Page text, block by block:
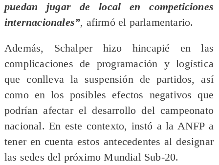
puedan jugar de local en competiciones
internacionales”, afirmó el parlamentario.
Además, Schalper hizo hincapié en las
complicaciones de programación y logística
que conlleva la suspensión de partidos, así
como en los posibles efectos negativos que
podrían afectar el desarrollo del campeonato
nacional. En este contexto, instó a la ANFP a
tener en cuenta estos antecedentes al designar
las sedes del próximo Mundial Sub-20.